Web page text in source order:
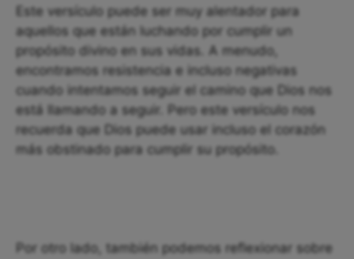
Este versículo puede ser muy alentador para
aquellos que están luchando por cumplir un
propósito divino en sus vidas. A menudo,
encontramos resistencia e incluso negativas
cuando intentamos seguir el camino que Dios nos
está llamando a seguir. Pero este versículo nos
recuerda que Dios puede usar incluso el corazón
más obstinado para cumplir su propósito.
Por otro lado, también podemos reflexionar sobre